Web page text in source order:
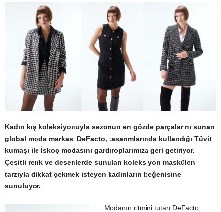
Kadın kış koleksiyonuyla sezonun en gözde parçalarını sunan
global moda markası DeFacto, tasarımlarında kullandığı Tüvit
kumaşı ile İskoç modasını gardıroplarımıza geri getiriyor.
Çeşitli renk ve desenlerde sunulan koleksiyon maskülen
tarzıyla dikkat çekmek isteyen kadınların beğenisine
sunuluyor.
Modanın ritmini tutan DeFacto,